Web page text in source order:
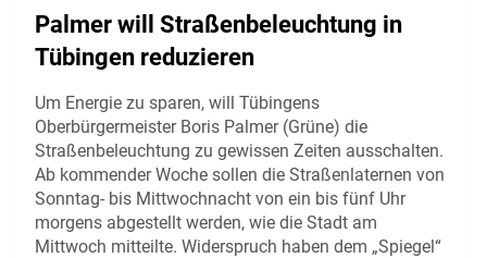
Palmer will Straßenbeleuchtung in
Tübingen reduzieren
Um Energie zu sparen, will Tübingens
Oberbürgermeister Boris Palmer (Grüne) die
Straßenbeleuchtung zu gewissen Zeiten ausschalten.
Ab kommender Woche sollen die Straßenlaternen von
Sonntag- bis Mittwochnacht von ein bis fünf Uhr
morgens abgestellt werden, wie die Stadt am
Mittwoch mitteilte. Widerspruch haben dem „Spiegel“